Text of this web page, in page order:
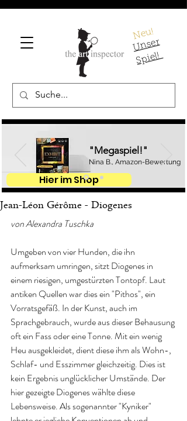
Neu!
U
ns
er
S
pi
el!
"Megaspiel!"
Nina B., Amazon-Bewertung
Hier im Shop
Jean-Léon Gérôme - Diogenes
von Alexandra Tuschka
Umgeben von vier Hunden, die ihn
aufmerksam umringen, sitzt Diogenes in
einem riesigen, umgestürzten Tontopf. Laut
antiken Quellen war dies ein "Pithos", ein
Vorratsgefäß. In der Kunst, auch im
Sprachgebrauch, wurde aus dieser Behausung
oft ein Fass oder eine Tonne. Mit ein wenig
Heu ausgekleidet, dient diese ihm als Wohn-,
Schlaf- und Esszimmer gleichzeitig. Dies ist
kein Ergebnis unglücklicher Umstände. Der
hier gezeigte Diogenes wählte diese
Lebensweise. Als sogenannter "Kyniker"